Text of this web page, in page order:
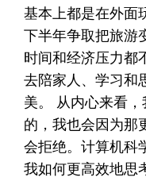
基本上都是在外面
下半年争取把旅游
时间和经济压力都
去陪家人、学习和
美。 从内心来看
的，我也会因为那
会拒绝。计算机科
我如何更高效地思